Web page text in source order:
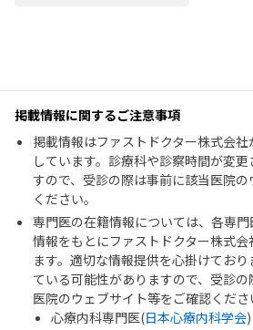
掲載情報に関するご注意事項
掲載情報はファストドクター株式会
しています。診療科や診察時間が変
すので、受診の際は事前に該当医院
ください。
専門医の在籍情報については、各専
情報をもとにファストドクター株式
ます。適切な情報提供を心掛けてお
ている可能性がありますので、受診
医院のウェブサイト等をご確認くださ
心療内科専門医(日本心療内科学会)